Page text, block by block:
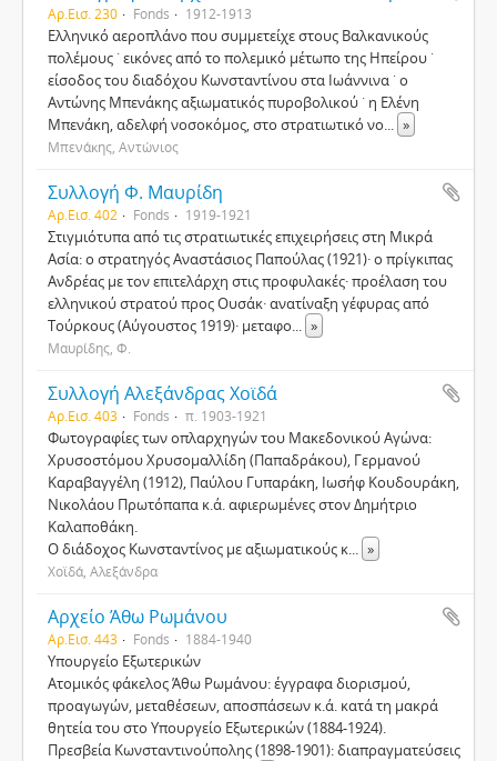
Αρ.Εισ. 230 Fonds 1912-1913
Ελληνικό αεροπλάνο που συμμετείχε στους Βαλκανικούς
πολέμους ˙ εικόνες από το πολεμικό μέτωπο της Ηπείρου ˙
είσοδος του διαδόχου Κωνσταντίνου στα Ιωάννινα ˙ ο
Αντώνης Μπενάκης αξιωματικός πυροβολικού ˙ η Ελένη
Μπενάκη, αδελφή νοσοκόμος, στο στρατιωτικό νο... »
Μπενάκης, Αντώνιος
Συλλογή Φ. Μαυρίδη
Αρ.Εισ. 402 Fonds 1919-1921
Στιγμιότυπα από τις στρατιωτικές επιχειρήσεις στη Μικρά
Ασία: ο στρατηγός Αναστάσιος Παπούλας (1921)· ο πρίγκιπας
Ανδρέας με τον επιτελάρχη στις προφυλακές· προέλαση του
ελληνικού στρατού προς Ουσάκ· ανατίναξη γέφυρας από
Τούρκους (Αύγουστος 1919)· μεταφο... »
Μαυρίδης, Φ.
Συλλογή Αλεξάνδρας Χοϊδά
Αρ.Εισ. 403 Fonds π. 1903-1921
Φωτογραφίες των οπλαρχηγών του Μακεδονικού Αγώνα:
Χρυσοστόμου Χρυσομαλλίδη (Παπαδράκου), Γερμανού
Καραβαγγέλη (1912), Παύλου Γυπαράκη, Ιωσήφ Κουδουράκη,
Νικολάου Πρωτόπαπα κ.ά. αφιερωμένες στον Δημήτριο
Καλαποθάκη.
Ο διάδοχος Κωνσταντίνος με αξιωματικούς κ... »
Χοϊδά, Αλεξάνδρα
Αρχείο Άθω Ρωμάνου
Αρ.Εισ. 443 Fonds 1884-1940
Υπουργείο Εξωτερικών
Ατομικός φάκελος Άθω Ρωμάνου: έγγραφα διορισμού,
προαγωγών, μεταθέσεων, αποσπάσεων κ.ά. κατά τη μακρά
θητεία του στο Υπουργείο Εξωτερικών (1884-1924).
Πρεσβεία Κωνσταντινούπολης (1898-1901): διαπραγματεύσεις